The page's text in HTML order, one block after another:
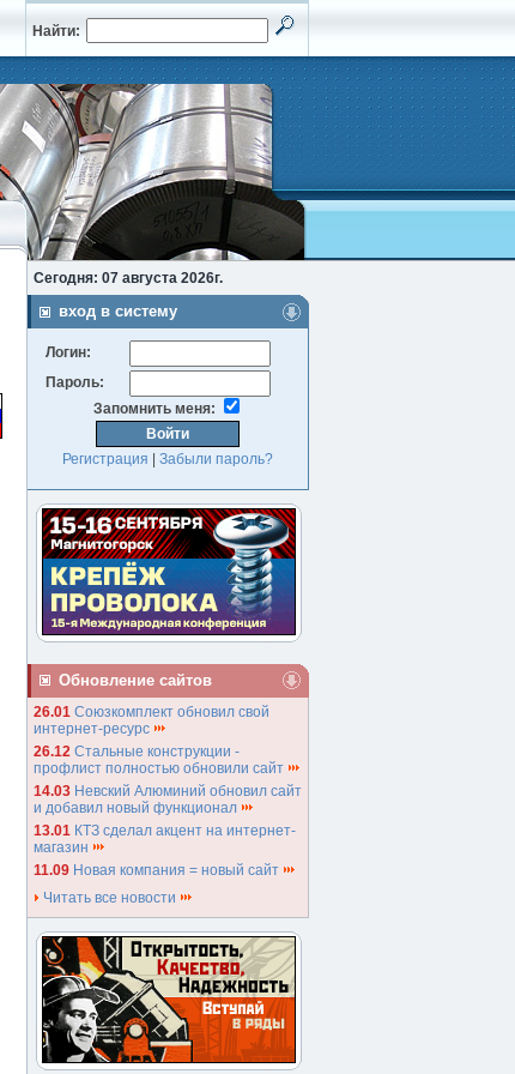
Найти:
Сегодня: 07 августа 2026г.
вход в систему
Логин:
Пароль:
Запомнить меня:
Регистрация Забыли пароль?
Обновление сайтов
26.01 Союзкомплект обновил свой
интернет-ресурс
26.12 Стальные конструкции -
профлист полностью обновили сайт
14.03 Невский Алюминий обновил сайт
и добавил новый функционал
13.01 КТЗ сделал акцент на интернет-
магазин
11.09 Новая компания = новый сайт
Читать все новости